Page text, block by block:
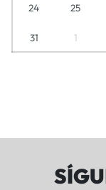
24 25
31 1